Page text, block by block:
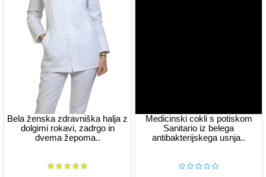
Bela ženska zdravniška halja z
dolgimi rokavi, zadrgo in
dvema žepoma..
Medicinski cokli s potiskom
Sanitario iz belega
antibakterijskega usnja..